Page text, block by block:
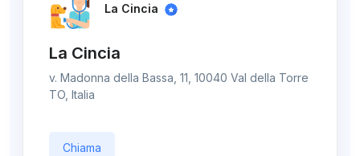
La Cincia
La Cincia
v. Madonna della Bassa, 11, 10040 Val della Torre
TO, Italia
Chiama